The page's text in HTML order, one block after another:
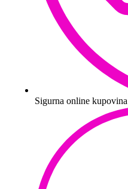
Sigurna online kupovina